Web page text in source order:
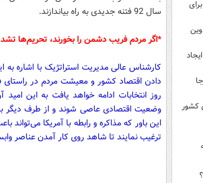
کشور
سال 92 فتنه جدیدی به راه بیاندازند.
*اگر مردم فریب دشمن را بخورند، تحریم‌ها
کارشناس عالی مدیریت استراتژیک با اشاره
روز انتخابات ادامه خواهد یافت به این
وضعیت اقتصادی عاصی شوند و از طرف دیگر
این باور که مذاکره و رابطه با آمریکا
ترغیب نمایند تا شاهد روی کار آمدن عناصر